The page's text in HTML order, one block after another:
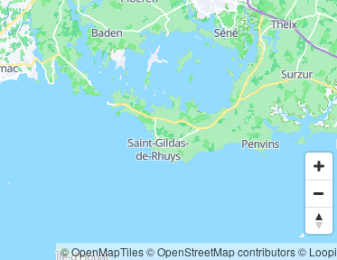
© OpenMapTiles© OpenStreetMap contributors© Loopi